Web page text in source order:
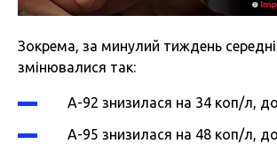
Зокрема, за минулий тиждень середні
змінювалися так:
А-92 знизилася на 34 коп/л,
А-95 знизилася на 48 коп/л,